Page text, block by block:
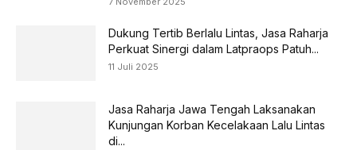
Dukung Tertib Berlalu Lintas, Jasa Raharja
Perkuat Sinergi dalam Latpraops Patuh...
11 Juli 2025
Jasa Raharja Jawa Tengah Laksanakan
Kunjungan Korban Kecelakaan Lalu Lintas
di...